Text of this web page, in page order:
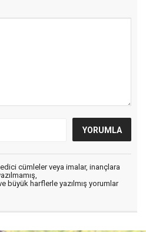
cümleler veya imalar, inançlara
büyük harflerle yazılmış yorumlar